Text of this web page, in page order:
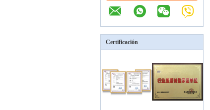
Certificación